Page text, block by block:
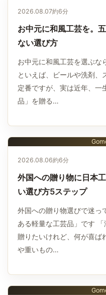
2026.08.07約6分
お中元に和風工芸を。
ない選び方
お中元に和風工芸を選ぶな
といえば、ビールや洗剤、
定番ですが、実は近年、一
品」を贈る…
2026.08.06約6分
外国への贈り物に日本
い選び方5ステップ
外国への贈り物選びで迷っ
ある軽量な工芸品」です
贈りたいけれど、何が喜ば
や重いもの…